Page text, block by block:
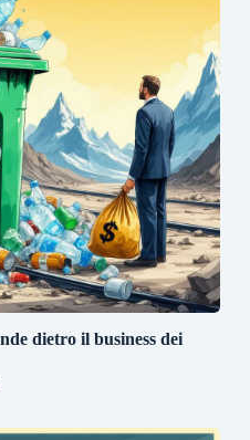
dietro il business dei